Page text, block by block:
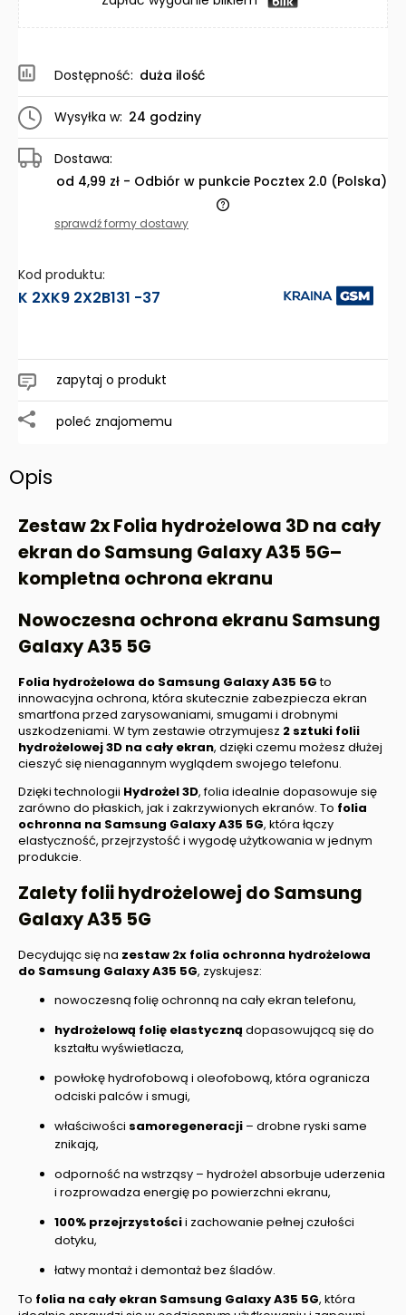
Dostępność: duża ilość
Wysyłka w: 24 godziny
Dostawa:
od 4,99 zł - Odbiór w punkcie Pocztex 2.0 (Polska)
Cena nie zawiera ewentualnych kosztów płatności
sprawdź formy dostawy
Kod produktu:
K 2XK9 2X2B131 -37
zapytaj o produkt
poleć znajomemu
Opis
Zestaw 2x Folia hydrożelowa 3D na cały
ekran doSamsung Galaxy A35 5G–
kompletna ochrona ekranu
Nowoczesna ochrona ekranu Samsung
Galaxy A35 5G
Folia hydrożelowa do Samsung Galaxy A35 5Gto
innowacyjna ochrona, która skutecznie zabezpiecza ekran
smartfona przed zarysowaniami, smugami i drobnymi
uszkodzeniami. W tym zestawie otrzymujesz 2 sztuki folii
hydrożelowej 3D na cały ekran, dzięki czemu możesz dłużej
cieszyć się nienagannym wyglądem swojego telefonu.
Dzięki technologii Hydrożel 3D, folia idealnie dopasowuje się
zarówno do płaskich, jak i zakrzywionych ekranów. To folia
ochronna na Samsung Galaxy A35 5G, która łączy
elastyczność, przejrzystość i wygodę użytkowania w jednym
produkcie.
Zalety folii hydrożelowej doSamsung
Galaxy A35 5G
Decydując się na zestaw 2x folia ochronna hydrożelowa
do Samsung Galaxy A35 5G, zyskujesz:
nowoczesną folię ochronną na cały ekran telefonu,
hydrożelową folię elastyczną dopasowującą się do
kształtu wyświetlacza,
powłokę hydrofobową i oleofobową, która ogranicza
odciski palców i smugi,
właściwości samoregeneracji – drobne ryski same
znikają,
odporność na wstrząsy – hydrożel absorbuje uderzenia
i rozprowadza energię po powierzchni ekranu,
100% przejrzystościi zachowanie pełnej czułości
dotyku,
łatwy montaż i demontaż bez śladów.
To folia na cały ekran Samsung Galaxy A35 5G, która